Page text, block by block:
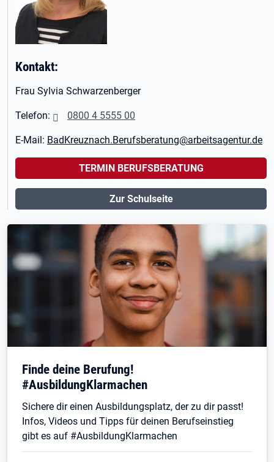
Kontakt:
Frau Sylvia Schwarzenberger
Telefon: 0800 4 5555 00
E-Mail: BadKreuznach.Berufsberatung@arbeitsagentur.de
TERMIN BERUFSBERATUNG
Zur Schulseite
Finde deine Berufung!
#AusbildungKlarmachen
Sichere dir einen Ausbildungsplatz, der zu dir passt!
Infos, Videos und Tipps für deinen Berufseinstieg
gibt es auf #AusbildungKlarmachen